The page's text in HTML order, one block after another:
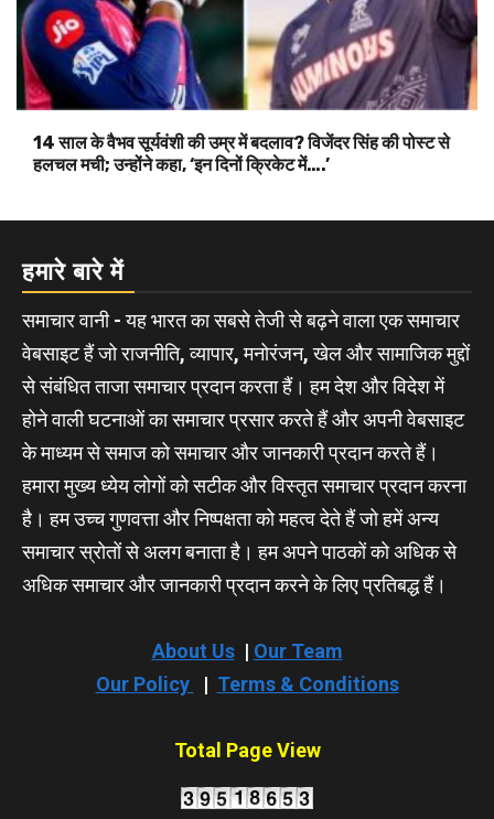
14 साल के वैभव सूर्यवंशी की उम्र में बदलाव? विजेंदर सिंह की पोस्ट से
हलचल मची; उन्होंने कहा, ‘इन दिनों क्रिकेट में….’
हमारे बारे में
समाचार वानी - यह भारत का सबसे तेजी से बढ़ने वाला एक समाचार
वेबसाइट हैं जो राजनीति, व्यापार, मनोरंजन, खेल और सामाजिक मुद्दों
से संबंधित ताजा समाचार प्रदान करता हैं। हम देश और विदेश में
होने वाली घटनाओं का समाचार प्रसार करते हैं और अपनी वेबसाइट
के माध्यम से समाज को समाचार और जानकारी प्रदान करते हैं।
हमारा मुख्य ध्येय लोगों को सटीक और विस्तृत समाचार प्रदान करना
है। हम उच्च गुणवत्ता और निष्पक्षता को महत्व देते हैं जो हमें अन्य
समाचार स्रोतों से अलग बनाता है। हम अपने पाठकों को अधिक से
अधिक समाचार और जानकारी प्रदान करने के लिए प्रतिबद्ध हैं।
About Us| Our Team
Our Policy
| Terms & Conditions
Total Page View